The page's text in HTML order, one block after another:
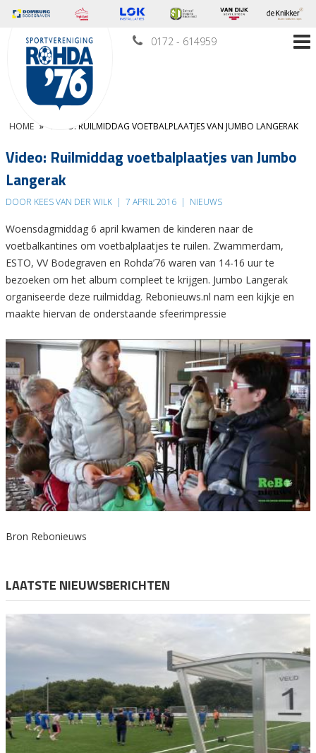
0172 - 614959
HOME » VIDEO: RUILMIDDAG VOETBALPLAATJES VAN JUMBO LANGERAK
Video: Ruilmiddag voetbalplaatjes van Jumbo
Langerak
DOOR KEES VAN DER WILK | 7 APRIL 2016 | NIEUWS
Woensdagmiddag 6 april kwamen de kinderen naar de
voetbalkantines om voetbalplaatjes te ruilen. Zwammerdam,
ESTO, VV Bodegraven en Rohda’76 waren van 14-16 uur te
bezoeken om het album compleet te krijgen. Jumbo Langerak
organiseerde deze ruilmiddag. Rebonieuws.nl nam een kijkje en
maakte hiervan de onderstaande sfeerimpressie
Bron Rebonieuws
LAATSTE NIEUWSBERICHTEN